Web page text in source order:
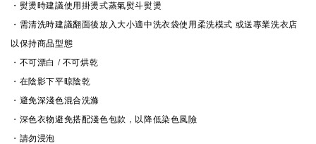
・熨燙時建議使用掛燙式蒸氣熨斗熨燙
・ 需清洗時建議翻面後放入大小適中洗衣袋使用柔洗模式 或送專業洗衣店
以保持商品型態
・不可漂白 / 不可烘乾
・在陰影下平晾陰乾
・避免深淺色混合洗滌
・深色衣物避免搭配淺色包款，以降低染色風險
・請勿浸泡